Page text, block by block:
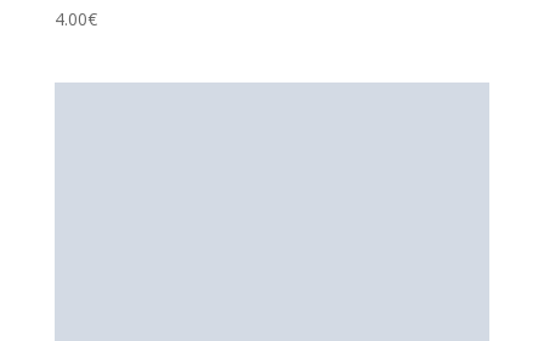
4.00€